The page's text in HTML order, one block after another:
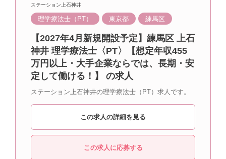
ステーション上石神井
理学療法士（PT） 東京都 練馬区
【2027年4月新規開設予定】練馬区 上石
神井 理学療法士〈PT〉【想定年収455
万円以上・大手企業ならでは、長期・安
定して働ける！】 の求人
ステーション上石神井の理学療法士（PT）求人です。
この求人の詳細を見る
この求人に応募する